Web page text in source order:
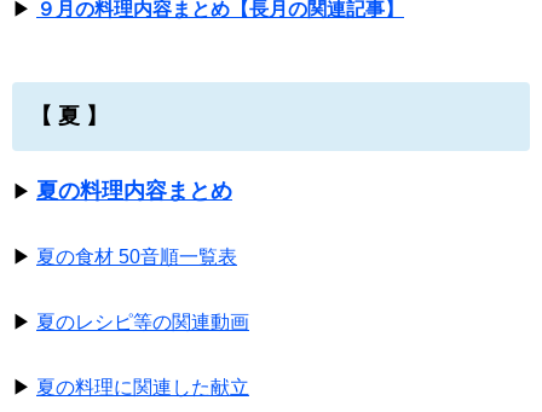
▶ ９月の料理内容まとめ【長月の関連記事】
【 夏 】
▶ 夏の料理内容まとめ
▶ 夏の食材 50音順一覧表
▶ 夏のレシピ等の関連動画
▶ 夏の料理に関連した献立